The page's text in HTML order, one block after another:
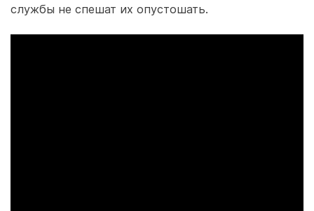
службы не спешат их опустошать.